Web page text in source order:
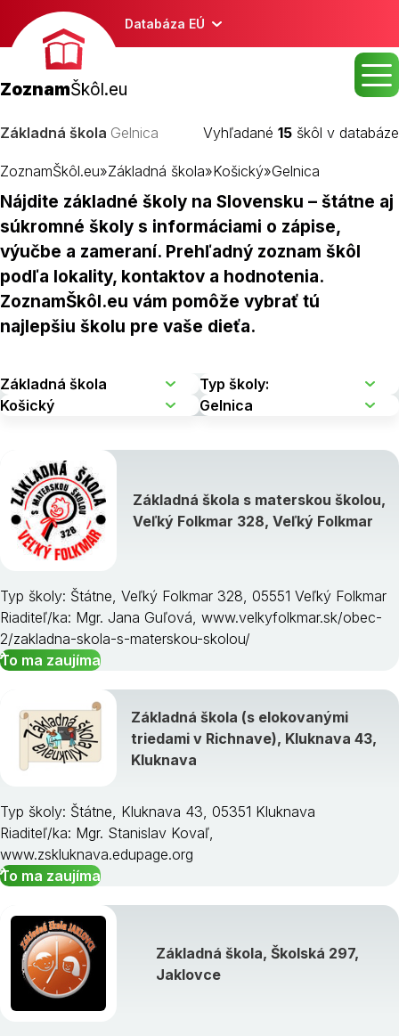
Databáza EÚ
ZoznamŠkôl.eu
Základná škola Gelnica Vyhľadané 15 škôl v databáze
ZoznamŠkôl.eu»Základná škola»Košický»Gelnica
Nájdite základné školy na Slovensku – štátne aj
súkromné školy s informáciami o zápise,
výučbe a zameraní. Prehľadný zoznam škôl
podľa lokality, kontaktov a hodnotenia.
ZoznamŠkôl.eu vám pomôže vybrať tú
najlepšiu školu pre vaše dieťa.
Základná škola s materskou školou,
Veľký Folkmar 328, Veľký Folkmar
Typ školy: Štátne, Veľký Folkmar 328, 05551 Veľký Folkmar
Riaditeľ/ka: Mgr. Jana Guľová, www.velkyfolkmar.sk/obec-
2/zakladna-skola-s-materskou-skolou/
To ma zaujíma
Základná škola (s elokovanými
triedami v Richnave), Kluknava 43,
Kluknava
Typ školy: Štátne, Kluknava 43, 05351 Kluknava
Riaditeľ/ka: Mgr. Stanislav Kovaľ,
www.zskluknava.edupage.org
To ma zaujíma
Základná škola, Školská 297,
Jaklovce